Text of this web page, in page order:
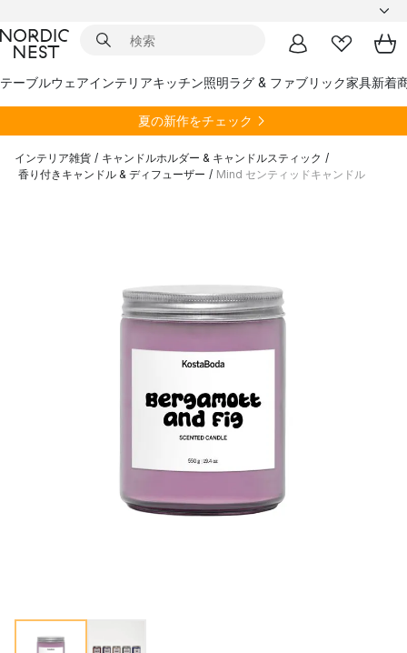
テーブルウェアインテリアキッチン照明ラグ & ファブリック家具新着
夏の新作をチェック
インテリア雑貨 / キャンドルホルダー & キャンドルスティック /
香り付きキャンドル & ディフューザー / Mind センティッドキャンドル